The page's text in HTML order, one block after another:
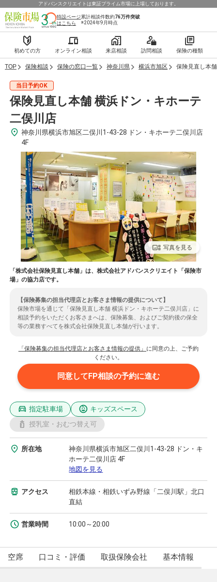
アドバンスクリエイトは東証プライム市場に上場しております。
特設ページ
はこちら
累計相談件数約76万件突破
※2024年9月時点
初めての方 オンライン相談 来店相談 訪問相談 保険の種類
TOP 保険相談 保険の窓口一覧 神奈川県 横浜市旭区 保険見直し本
当日予約OK
保険見直し本舗 横浜ドン・キホーテ
二俣川店
神奈川県横浜市旭区二俣川1-43-28 ドン・キホーテ二俣川店
4F
写真を見る
「株式会社保険見直し本舗」は、株式会社アドバンスクリエイト「保険市
場」の協力店です。
【保険募集の担当代理店とお客さま情報の提供について】
保険市場を通じて「保険見直し本舗 横浜ドン・キホーテ二俣川店」に
相談予約をいただくお客さまへは、保険募集、およびご契約後の保全
等の業務すべてを株式会社保険見直し本舗が行います。
だきますようお願いいたします。
「保険募集の担当代理店とお客さま情報の提供」 に同意の上、ご予約
ください。
同意してFP相談の予約に進む
指定駐車場
キッズスペース
授乳室・おむつ替え可
所在地
神奈川県横浜市旭区二俣川1-43-28 ドン・キ
ホーテ二俣川店 4F
地図を見る
アクセス
相鉄本線・相鉄いずみ野線「二俣川駅」北口
直結
営業時間 10:00～20:00
空席 口コミ・評価 取扱保険会社 基本情報